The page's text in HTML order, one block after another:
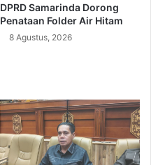
DPRD Samarinda Dorong
Penataan Folder Air Hitam
8 Agustus, 2026